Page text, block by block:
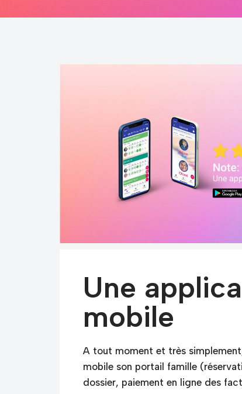
Une
mobile
A tout moment et très
mobile son portail famille
dossier, paiement en ligne des